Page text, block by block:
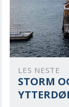
LES NESTE
STORM